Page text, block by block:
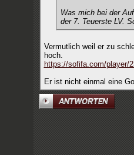
Was mich bei der
der 7. Teuerste LV.
Vermutlich weil er zu
hoch.
https://sofifa.com/player/
Er ist nicht einmal eine